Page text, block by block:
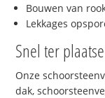
Bouwen van
Lekkages
Snel ter plaatse
Onze
dak,